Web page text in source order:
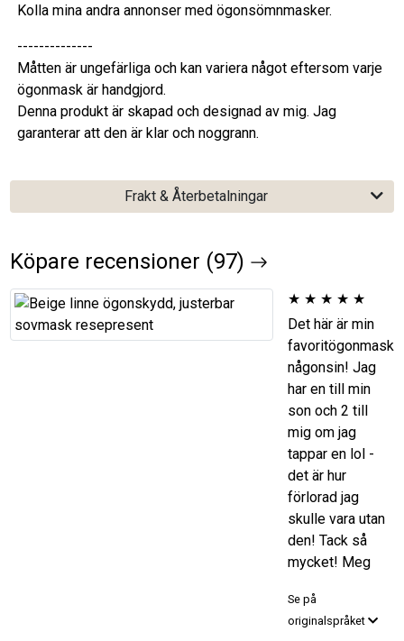
Kolla mina andra annonser med ögonsömnmasker.
--------------
Måtten är ungefärliga och kan variera något eftersom varje
ögonmask är handgjord.
Denna produkt är skapad och designad av mig. Jag
garanterar att den är klar och noggrann.
Frakt & Återbetalningar
Köpare recensioner (97)
★ ★ ★ ★ ★
Det här är min
favoritögonmask
någonsin! Jag
har en till min
son och 2 till
mig om jag
tappar en lol -
det är hur
förlorad jag
skulle vara utan
den! Tack så
mycket! Meg
Se på
originalspråket